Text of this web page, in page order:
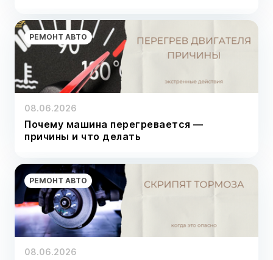
РЕМОНТ АВТО
08.06.2026
Почему машина перегревается —
причины и что делать
РЕМОНТ АВТО
08.06.2026